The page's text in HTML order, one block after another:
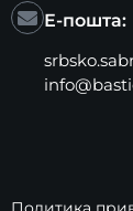
Е-пошта: